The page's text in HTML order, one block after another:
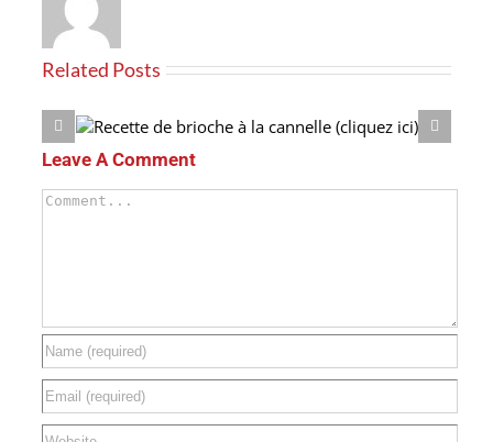
Related Posts
Leave A Comment
Comment